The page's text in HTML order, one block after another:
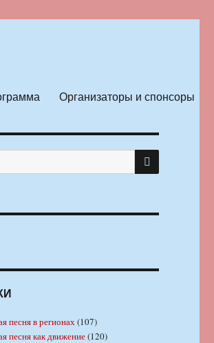
Организаторы и спонсоры
ПОИСК
песня в регионах(107)
песня как движение(120)